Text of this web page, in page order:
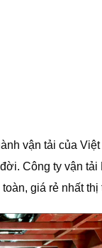
vận tải của
Công ty vận
giá rẻ nhất